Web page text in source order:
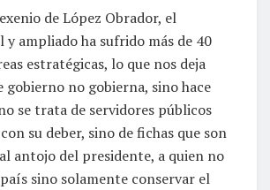
de López Obrador, el
y ampliado ha sufrido más de 40
estratégicas, lo que nos deja
gobierno no gobierna, sino hace
se trata de servidores públicos
su deber, sino de fichas que son
antojo del presidente, a quien no
sino solamente conservar el